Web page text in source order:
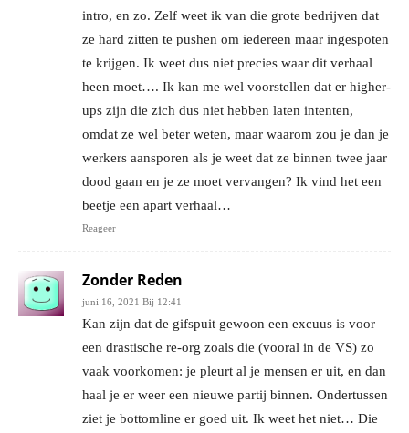
intro, en zo. Zelf weet ik van die grote bedrijven dat
ze hard zitten te pushen om iedereen maar ingespoten
te krijgen. Ik weet dus niet precies waar dit verhaal
heen moet…. Ik kan me wel voorstellen dat er higher-
ups zijn die zich dus niet hebben laten intenten,
omdat ze wel beter weten, maar waarom zou je dan je
werkers aansporen als je weet dat ze binnen twee jaar
dood gaan en je ze moet vervangen? Ik vind het een
beetje een apart verhaal…
Reageer
Zonder Reden
juni 16, 2021 Bij 12:41
Kan zijn dat de gifspuit gewoon een excuus is voor
een drastische re-org zoals die (vooral in de VS) zo
vaak voorkomen: je pleurt al je mensen er uit, en dan
haal je er weer een nieuwe partij binnen. Ondertussen
ziet je bottomline er goed uit. Ik weet het niet… Die